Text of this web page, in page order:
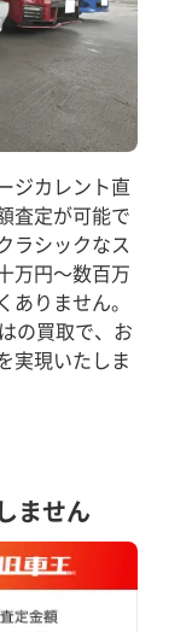
ジカレント直
査定が可能で
ラシックなス
万円～数百万
りません。
の買取で、お
実現いたしま
ません